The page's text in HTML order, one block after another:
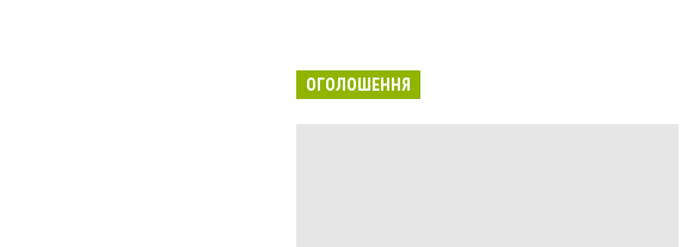
ОГОЛОШЕННЯ